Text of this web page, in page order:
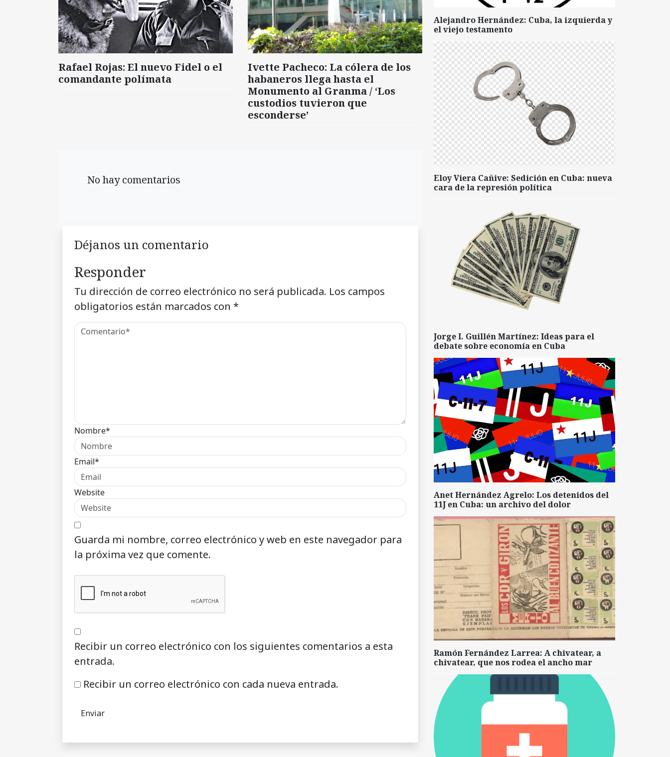
Rafael Rojas: El nuevo Fidel o el
comandante polímata
Ivette Pacheco: La cólera de los
habaneros llega hasta el
Monumento al Granma / ‘Los
custodios tuvieron que
esconderse’
No hay comentarios
Déjanos un comentario
Responder
Tu dirección de correo electrónico no será publicada. Los campos
obligatorios están marcados con *
Nombre*
Email*
Website
Guarda mi nombre, correo electrónico y web en este navegador para
la próxima vez que comente.
Recibir un correo electrónico con los siguientes comentarios a esta
entrada.
Recibir un correo electrónico con cada nueva entrada.
Alejandro Hernández: Cuba, la izquierda y
el viejo testamento
Eloy Viera Cañive: Sedición en Cuba: nueva
cara de la represión política
Jorge I. Guillén Martínez: Ideas para el
debate sobre economía en Cuba
Anet Hernández Agrelo: Los detenidos del
11J en Cuba: un archivo del dolor
Ramón Fernández Larrea: A chivatear, a
chivatear, que nos rodea el ancho mar